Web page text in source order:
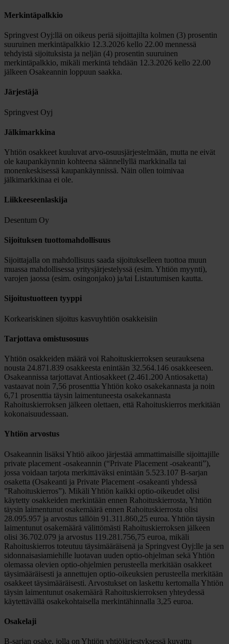
Merkintäpalkkio
Springvest Oyj:llä on oikeus periä sijoittajilta kolmen (3) prosentin
suuruinen merkintäpalkkio 12.3.2026 kello 22.00 mennessä
tehdyistä sijoituksista ja neljän (4) prosentin suuruinen
merkintäpalkkio, mikäli merkintä tehdään 12.3.2026 kello 22.00
jälkeen Osakeannin loppuun saakka.
Järjestäjä
Springvest Oyj
Jälkimarkkina
Yhtiön osakkeet kuuluvat arvo-osuusjärjestelmään, mutta ne eivät
ole kaupankäynnin kohteena säännellyllä markkinalla tai
monenkeskisessä kaupankäynnissä. Näin ollen toimivaa
jälkimarkkinaa ei ole.
Liikkeeseenlaskija
Desentum Oy
Sijoituksen tuottomahdollisuus
Sijoittajalla on mahdollisuus saada sijoitukselleen tuottoa muun
muassa mahdollisessa yritysjärjestelyssä (esim. Yhtiön myynti),
varojen jaossa (esim. osingonjako) ja/tai Listautumisen kautta.
Sijoitustuotteen tyyppi
Korkeariskinen sijoitus kasvuyhtiön osakkeisiin
Tarjottava omistusosuus
Yhtiön osakkeiden määrä voi Rahoituskierroksen seurauksena
nousta 24.871.839 osakkeesta enintään 32.564.146 osakkeeseen.
Osakeannissa tarjottavat Antiosakkeet (2.461.200 Antiosaketta)
vastaavat noin 7,56 prosenttia Yhtiön koko osakekannasta ja noin
6,71 prosenttia täysin laimentuneesta osakekannasta
Rahoituskierroksen jälkeen olettaen, että Rahoituskierros merkitään
kokonaisuudessaan.
Yhtiön arvostus
Osakeannin lisäksi Yhtiö aikoo järjestää ammattimaisille sijoittajille
private placement -osakeannin (“Private Placement -osakeanti”),
jossa voidaan tarjota merkittäväksi enintään 5.523.107 B-sarjan
osaketta (Osakeanti ja Private Placement -osakeanti yhdessä
”Rahoituskierros”). Mikäli Yhtiön kaikki optio-oikeudet olisi
käytetty osakkeiden merkintään ennen Rahoituskierrosta, Yhtiön
täysin laimentunut osakemäärä ennen Rahoituskierrosta olisi
28.095.957 ja arvostus tällöin 91.311.860,25 euroa. Yhtiön täysin
laimentunut osakemäärä välittömästi Rahoituskierroksen jälkeen
olisi 36.702.079 ja arvostus 119.281.756,75 euroa, mikäli
Rahoituskierros toteutuu täysimääräisenä ja Springvest Oyj:lle ja sen
sidonnaisasiamiehille luotavan uuden optio-ohjelman sekä Yhtiön
olemassa olevien optio-ohjelmien perusteella merkitään osakkeet
täysimääräisesti ja annettujen optio-oikeuksien perusteella merkitään
osakkeet täysimääräisesti. Arvostukset on laskettu kertomalla Yhtiön
täysin laimentunut osakemäärä Rahoituskierroksen yhteydessä
käytettävällä osakekohtaisella merkintähinnalla 3,25 euroa.
Osakelaji
B-sarjan osake, jolla on Yhtiön yhtiöjärjestyksessä kuvattu